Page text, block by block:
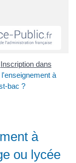
Inscription dans
à
bac ?
à
ou lycée